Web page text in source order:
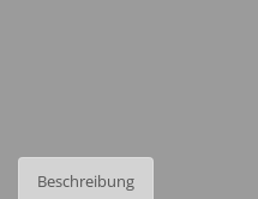
Beschreibung